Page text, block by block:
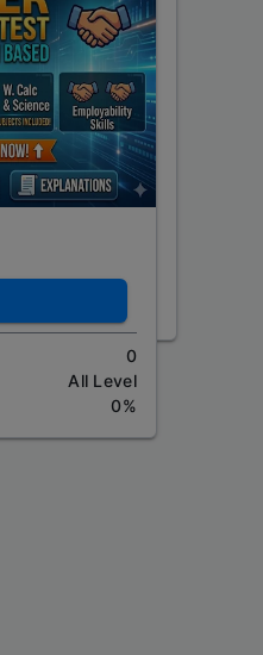
0
All Level
0%